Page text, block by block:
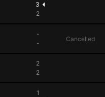
3
2
-
-
Cancelled
2
2
1